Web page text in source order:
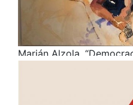
Marián Alzola.